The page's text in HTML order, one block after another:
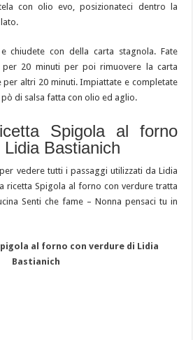
con olio evo, posizionateci dentro la
chiudete con della carta stagnola. Fate
20 minuti per poi rimuovere la carta
per altri 20 minuti. Impiattate e completate
di salsa fatta con olio ed aglio.
Spigola al forno
Bastianich
vedere tutti i passaggi utilizzati da Lidia
ricetta Spigola al forno con verdure tratta
Senti che fame – Nonna pensaci tu in
al forno con verdure di Lidia
Bastianich